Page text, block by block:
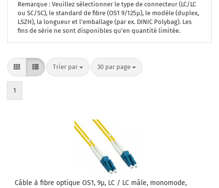
Remarque : Veuillez sélectionner le type de connecteur (LC/LC
ou SC/SC), le standard de fibre (OS1 9/125µ), le modèle (duplex,
LSZH), la longueur et l'emballage (par ex. DINIC Polybag). Les
fins de série ne sont disponibles qu'en quantité limitée.
Trier par
Trier par 30 par page
par page
1
Câble à fibre optique OS1, 9µ, LC / LC mâle, monomode,